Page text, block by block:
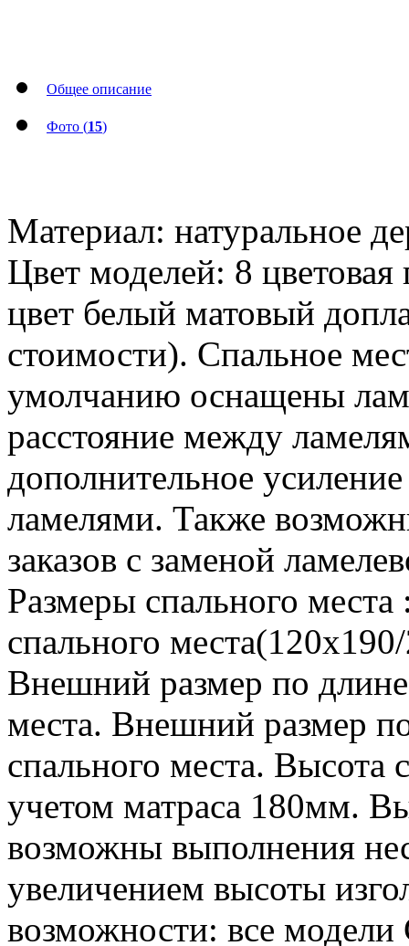
Общее описание
Фото (15)
Материал:
Цвет моделей: 8
цвет белый матовый
стоимости). Спальное
умолчанию оснащены
расстояние между
дополнительное
ламелями. Также
заказов с заменой
Размеры спального
спального
Внешний размер по
места. Внешний размер
спального места. Высота
учетом матраса 180мм.
возможны выполнения
увеличением высоты
возможности: все